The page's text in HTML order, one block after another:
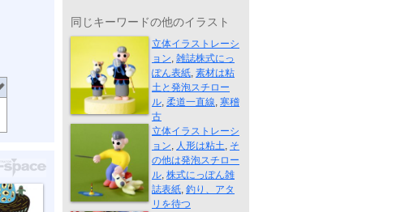
装置
同じキーワードの他のイラスト
剣道一直線！
立体イラストレーシ
ョン, 雑誌株式にっ
ぽん表紙, 素材は粘
土と発泡スチロー
ル, 柔道一直線, 寒稽
古
アタリを待つ
立体イラストレーシ
ョン, 人形は粘土, そ
の他は発泡スチロー
ル, 株式にっぽん雑
誌表紙, 釣り、アタ
リを待つ
街の暮らし03